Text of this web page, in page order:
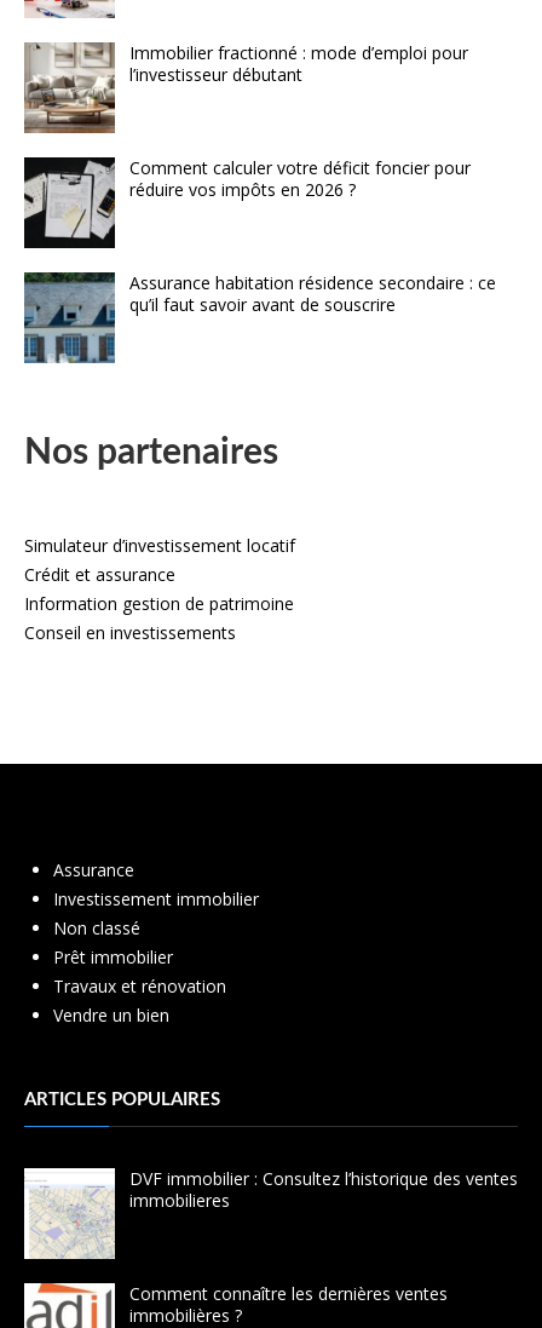
Immobilier fractionné : mode d’emploi pour
l’investisseur débutant
Comment calculer votre déficit foncier pour
réduire vos impôts en 2026 ?
Assurance habitation résidence secondaire : ce
qu’il faut savoir avant de souscrire
Nos partenaires
Simulateur d’investissement locatif
Crédit et assurance
Information gestion de patrimoine
Conseil en investissements
Assurance
Investissement immobilier
Non classé
Prêt immobilier
Travaux et rénovation
Vendre un bien
ARTICLES POPULAIRES
DVF immobilier : Consultez l’historique des ventes
immobilieres
Comment connaître les dernières ventes
immobilières ?